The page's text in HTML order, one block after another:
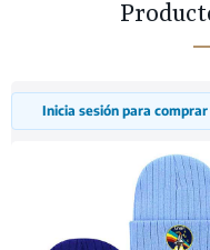
Inicia sesión para comprar